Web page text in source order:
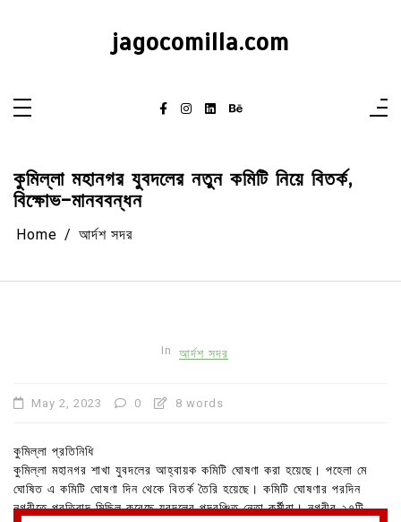
jagocomilla.com
কুমিল্লা মহানগর যুবদলের নতুন কমিটি নিয়ে বিতর্ক,
বিক্ষোভ-মানববন্ধন
Home আর্দশ সদর
In আর্দশ সদর
May 2, 2023 0 8 words
কুমিল্লা প্রতিনিধি
কুমিল্লা মহানগর শাখা যুবদলের আহ্বায়ক কমিটি ঘোষণা করা হয়েছে। পহেলা মে
ঘোষিত এ কমিটি ঘোষণা দিন থেকে বিতর্ক তৈরি হয়েছে। কমিটি ঘোষণার পরদিন
নগরীতে প্রতিবাদ মিছিল করেছে যুবদলের পদবঞ্চিত নেতা কর্মীরা। নগরীর ২৭টি